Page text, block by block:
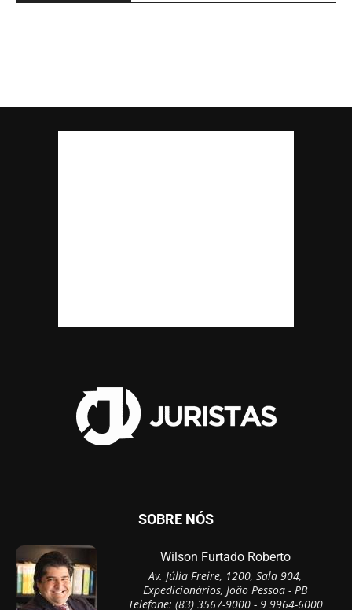
SOBRE NÓS
Wilson Furtado Roberto
Av. Júlia Freire, 1200, Sala 904,
Expedicionários, João Pessoa - PB
Telefone: (83) 3567-9000 - 9 9964-6000